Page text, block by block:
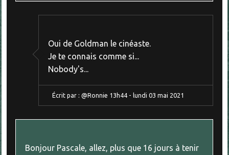
Oui de Goldman le cinéaste.
Je te connais comme si...
Nobody's...
Écrit par : @Ronnie 13h44- lundi 03 mai 2021
Bonjour Pascale, allez, plus que 16 jours à tenir